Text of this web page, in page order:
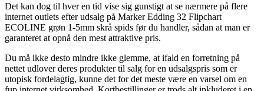
Det kan dog til hver en tid vise sig gunstigt at se nærmere på flere
internet outlets efter udsalg på Marker Edding 32 Flipchart
ECOLINE grøn 1-5mm skrå spids før du handler, sådan at man er
garanteret at opnå den mest attraktive pris.
Du må ikke desto mindre ikke glemme, at ifald en forretning på
nettet udlover deres produkter til salg for en udsalgspris som er
utopisk fordelagtig, kunne det for det meste være en varsel om en